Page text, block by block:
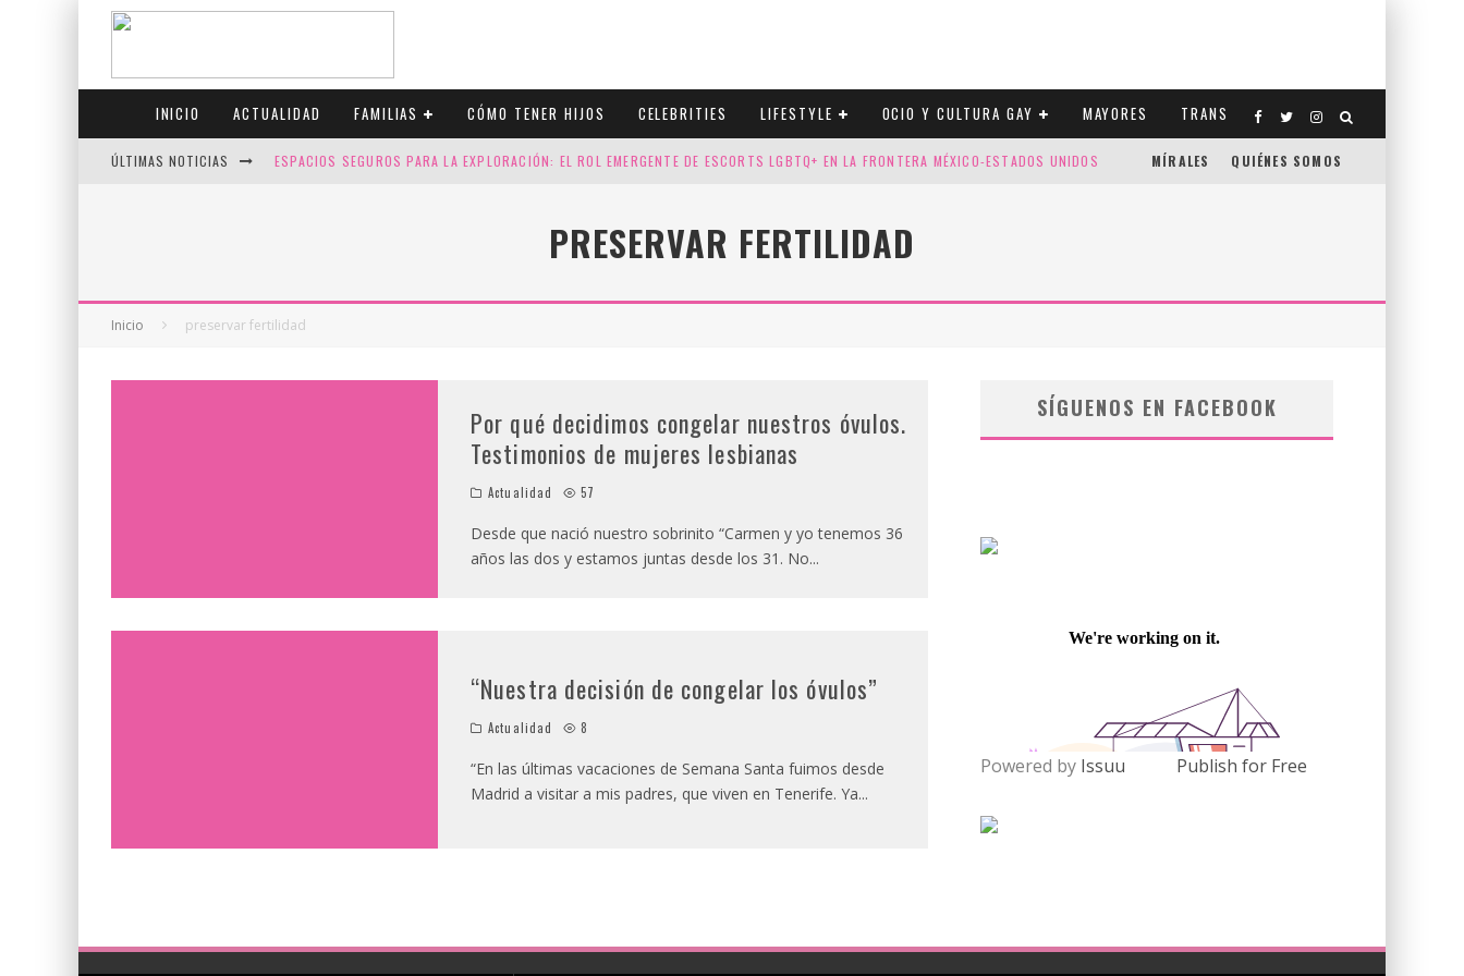
INICIO ACTUALIDAD FAMILIAS CÓMO TENER HIJOS CELEBRITIES LIFESTYLE OCIO Y CULTURA GAY MAYORES TRANS
ÚLTIMAS NOTICIAS ESPACIOS SEGUROS PARA LA EXPLORACIÓN: EL ROL EMERGENTE DE ESCORTS LGBTQ+ EN LA FRONTERA MÉXICO-ESTADOS UNIDOS
CANADÁ CELEBRA EL ORGULLO CON CUATRO SELLOS QUE HONRAN LA HISTORIA LGTB
MÍRALES QUIÉNES SOMOS
PRESERVAR FERTILIDAD
Inicio preservar fertilidad
Por qué decidimos congelar nuestros óvulos.
Testimonios de mujeres lesbianas
Actualidad 57
Desde que nació nuestro sobrinito “Carmen y yo tenemos 36
años las dos y estamos juntas desde los 31. No...
“Nuestra decisión de congelar los óvulos”
Actualidad 8
“En las últimas vacaciones de Semana Santa fuimos desde
Madrid a visitar a mis padres, que viven en Tenerife. Ya...
SÍGUENOS EN FACEBOOK
Powered by Issuu Publish for Free